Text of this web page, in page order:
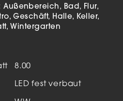
Außenbereich Bad
Flur
Geschäft Halle
Keller
Wintergarten
8.00
LED fest verbaut